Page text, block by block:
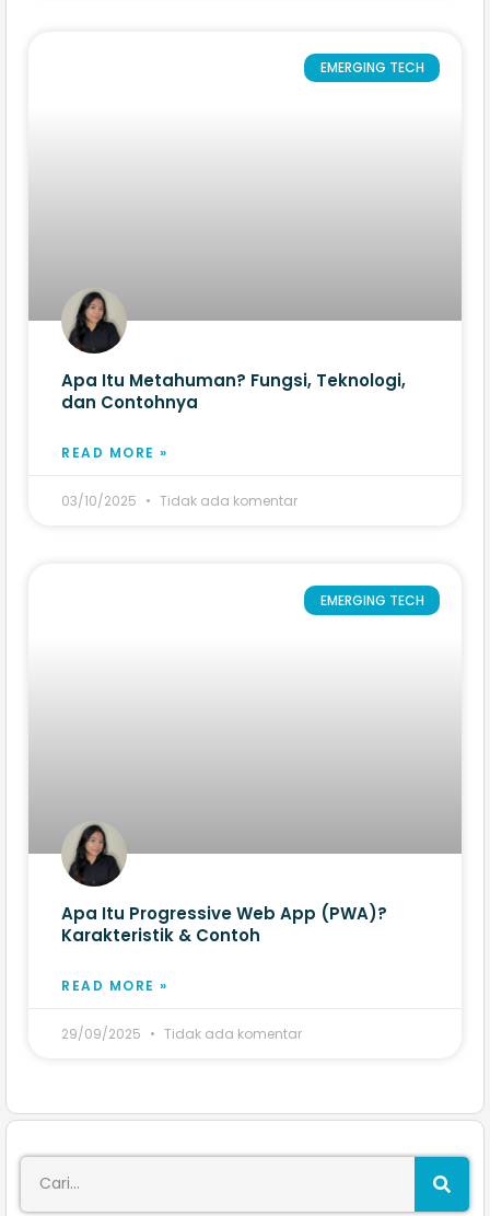
EMERGING TECH
Apa Itu Metahuman? Fungsi, Teknologi,
dan Contohnya
READ MORE »
03/10/2025 Tidak ada komentar
EMERGING TECH
Apa Itu Progressive Web App (PWA)?
Karakteristik & Contoh
READ MORE »
29/09/2025 Tidak ada komentar